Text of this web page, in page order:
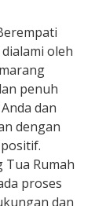
oleh
penuh
dan
dengan
Tua Rumah
proses
dan